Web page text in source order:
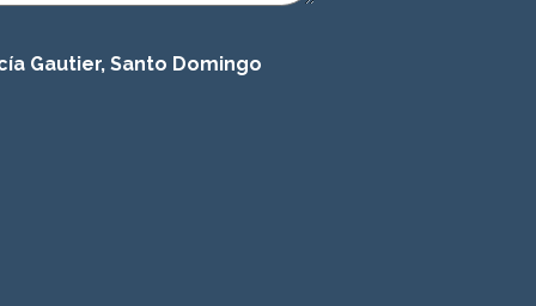
Gautier, Santo Domingo